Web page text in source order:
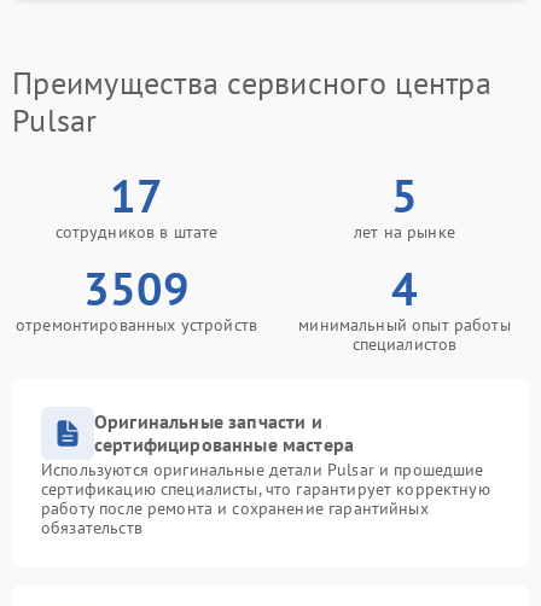
Преимущества сервисного центра
Pulsar
17
сотрудников в штате
5
лет на рынке
3509
отремонтированных устройств
4
минимальный опыт работы
специалистов
Оригинальные запчасти и
сертифицированные мастера
Используются оригинальные детали Pulsar и прошедшие
сертификацию специалисты, что гарантирует корректную
работу после ремонта и сохранение гарантийных
обязательств